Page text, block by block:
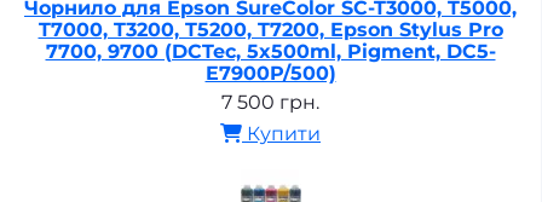
Чорнило для Epson SureColor SC-T3000, T5000,
T7000, T3200, T5200, T7200, Epson Stylus Pro
7700, 9700 (DCTec, 5x500ml, Pigment, DC5-
E7900P/500)
7 500 грн.
Купити